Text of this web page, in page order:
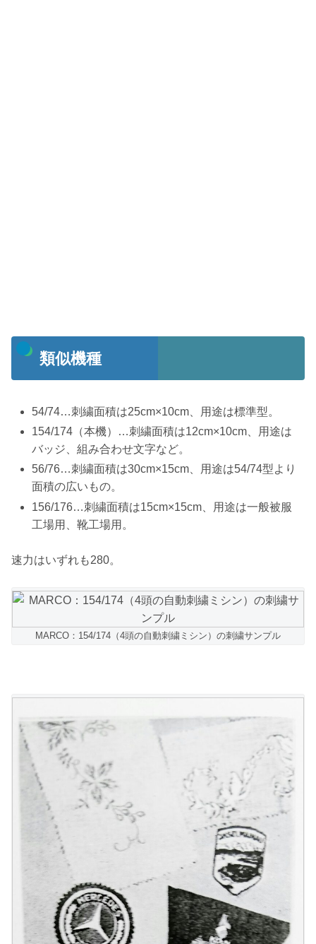
類似機種
54/74…刺繍面積は25cm×10cm、用途は標準型。
154/174（本機）…刺繍面積は12cm×10cm、用途は
バッジ、組み合わせ文字など。
56/76…刺繍面積は30cm×15cm、用途は54/74型より
面積の広いもの。
156/176…刺繍面積は15cm×15cm、用途は一般被服
工場用、靴工場用。
速力はいずれも280。
MARCO：154/174（4頭の自動刺繍ミシン）の刺繍サンプル